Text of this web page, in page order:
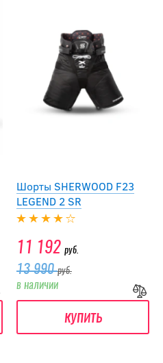
Шорты SHERWOOD F23
LEGEND 2 SR
11 192 руб.
13 990руб.
в наличии
купить